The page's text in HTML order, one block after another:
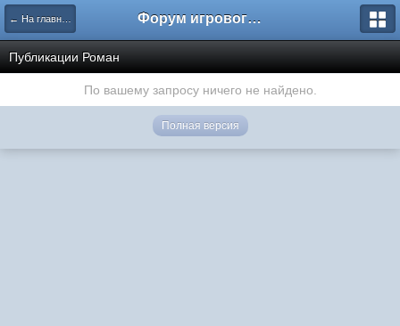
← На главную Форум игрового проекта Riverrise
Публикации Роман
По вашему запросу ничего не найдено.
Полная версия